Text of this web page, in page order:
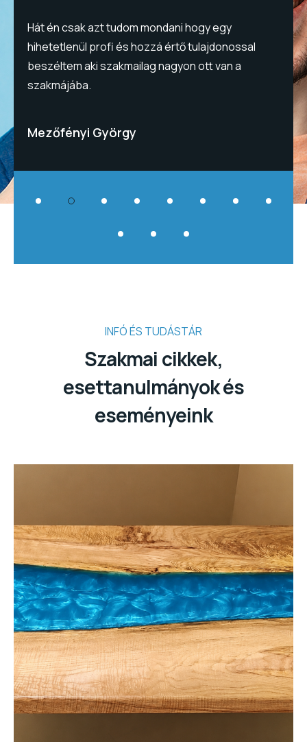
Hát én csak azt tudom mondani hogy egy
hihetetlenül profi és hozzá értő tulajdonossal
beszéltem aki szakmailag nagyon ott van a
szakmájába.
Mezőfényi György
INFÓ ÉS TUDÁSTÁR
Szakmai cikkek,
esettanulmányok és
eseményeink